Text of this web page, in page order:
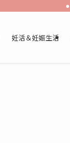
妊活＆妊娠生活